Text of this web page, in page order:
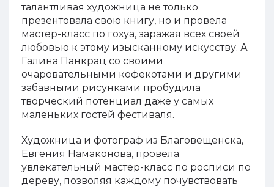
талантливая художница не только
презентовала свою книгу, но и провела
мастер-класс по гохуа, заражая всех своей
любовью к этому изысканному искусству. А
Галина Панкрац со своими
очаровательными кофекотами и другими
забавными рисунками пробудила
творческий потенциал даже у самых
маленьких гостей фестиваля.
Художница и фотограф из Благовещенска,
Евгения Намаконова, провела
увлекательный мастер-класс по росписи по
дереву, позволяя каждому почувствовать